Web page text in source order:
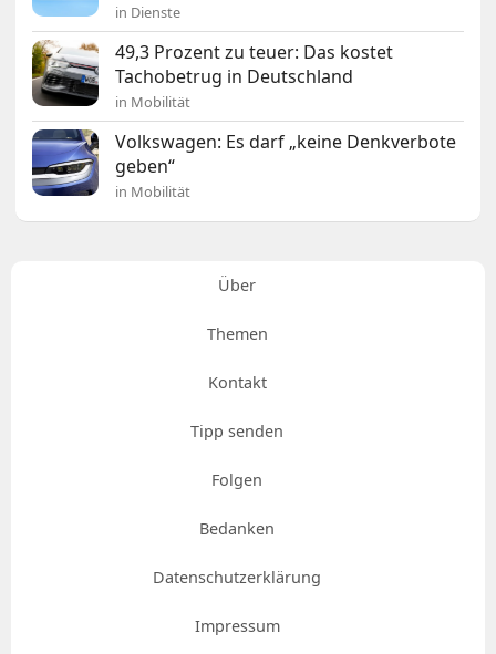
in Dienste
49,3 Prozent zu teuer: Das kostet
Tachobetrug in Deutschland
in Mobilität
Volkswagen: Es darf „keine Denkverbote
geben“
in Mobilität
Über
Themen
Kontakt
Tipp senden
Folgen
Bedanken
Datenschutzerklärung
Impressum